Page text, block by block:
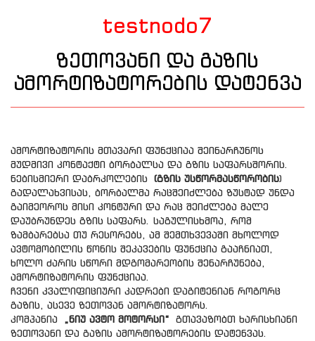
testnodo7
ზეთოვანი და გაზის
ამორტიზატორების დატენვა
ამორტიზატორის მთავარი ფუნქციაა შეინარჩუნოს
მუდმივი კონტაქტი ბორბალსა და გზის საფარსშორის.
ნებისმიერი დაბრკოლების (გზის უსწორმასწორობის)
გადალახვისას, ბორბალმა რაცშეიძლება ზუსტად უნდა
გაიმეოროს მისი კონტური და რაც შეიძლება მალე
დაუბრუნდეს გზის საფარს. საგულისხმოა, რომ
ზამბარებსა თუ რესორებს, ამ შემთხვევაში მხოლოდ
ავტომობილის წონის შეკავების ფუნქცია გააჩნიათ,
ხოლო ძარის სწორი მდგომარეობის შენარჩუნება,
ამორტიზატორის ფუნქციაა.
ჩვენი კვალიფიციური კადრები დაგიტენიან როგორც
გაზის, ასევე ზეთოვან ამორტიზატორს.
კომპანია „ნიუ ავტო მოტორსი“ გთავაზობთ ხარისხიანი
ზეთოვანი და გაზის ამორტიზატორების დატენვას.